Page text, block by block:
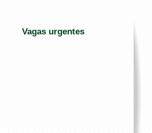
Vagas urgentes